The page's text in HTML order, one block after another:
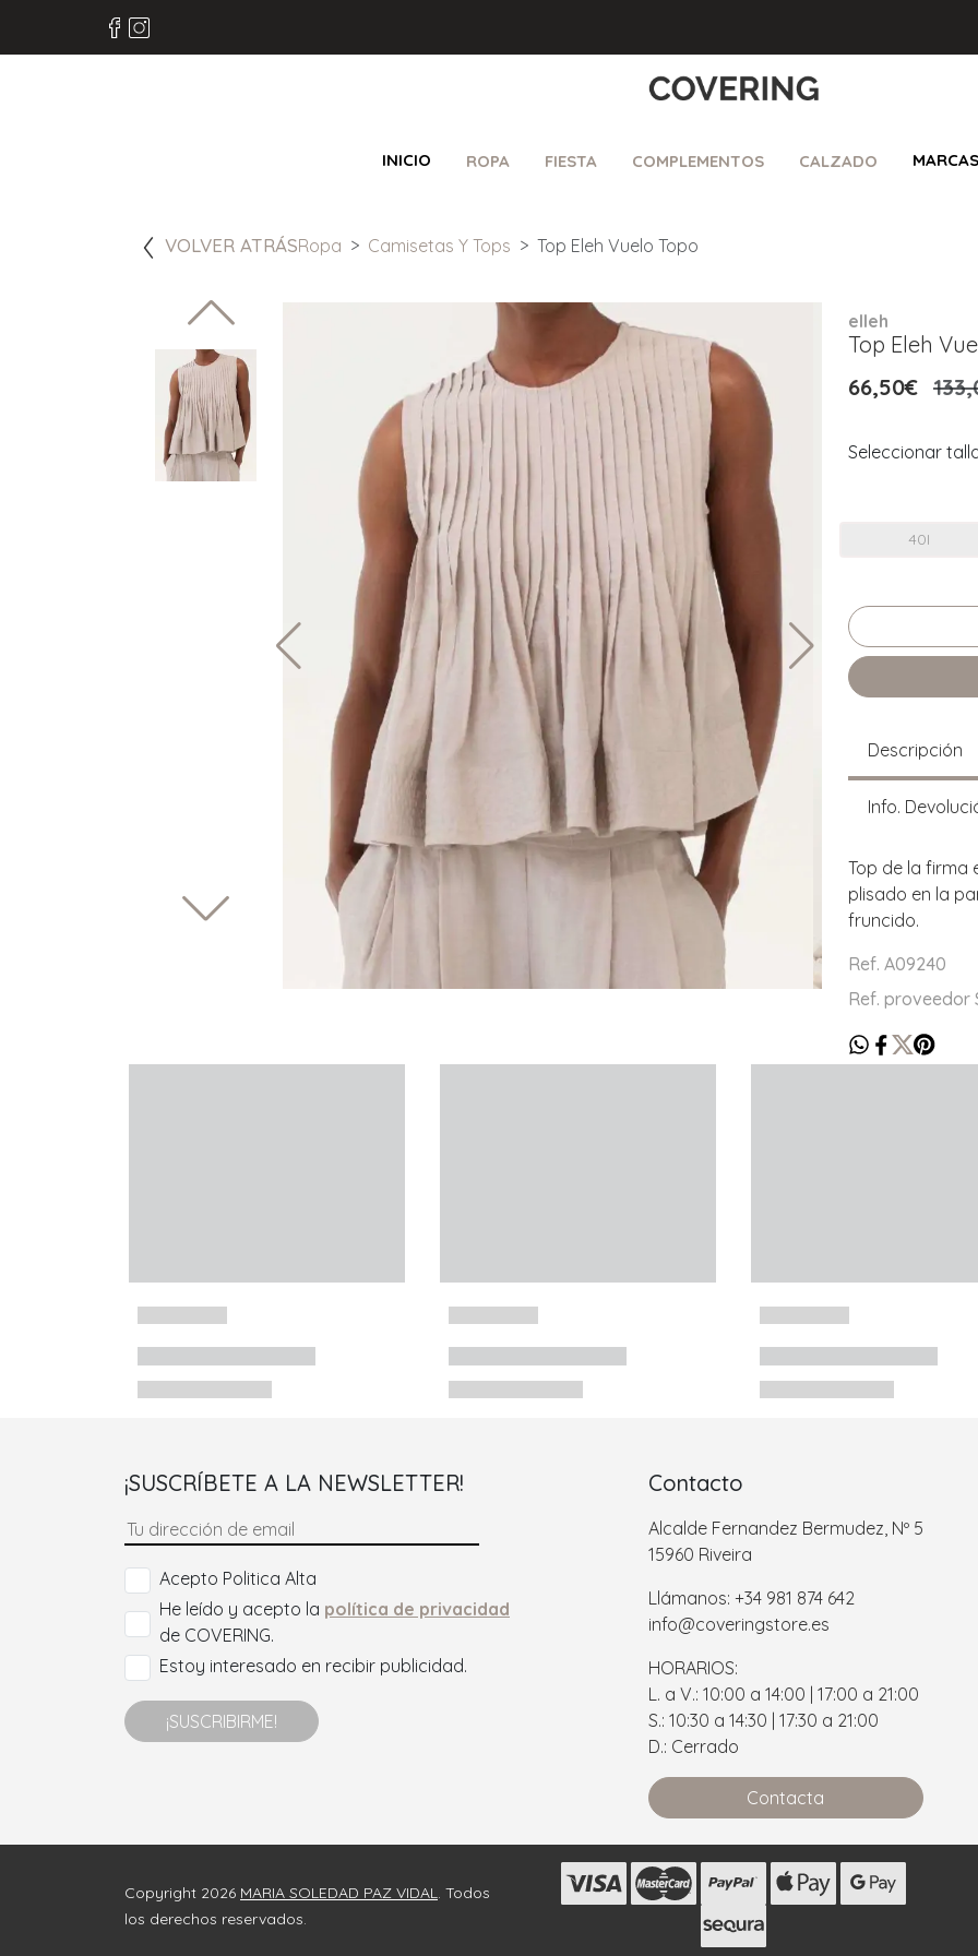
INICIO ROPA FIESTA COMPLEMENTOS CALZADO MARCAS
VOLVER ATRÁSRopa Camisetas Y Tops Top Eleh Vuelo Topo
elleh
Top Eleh
66,50€
Seleccionar
40I
Descripción
Info.
Top de la firma
plisado en la
fruncido.
Ref. A09240
Ref. proveedor
¡SUSCRÍBETE A LA NEWSLETTER!
Acepto Politica Alta
He leído y acepto la política de privacidad
de COVERING.
Estoy interesado en recibir publicidad.
¡SUSCRIBIRME!
Contacto
Alcalde Fernandez Bermudez, Nº 5
15960 Riveira
Llámanos: +34 981 874 642
info@coveringstore.es
HORARIOS:
L. a V.: 10:00 a 14:00 | 17:00 a 21:00
S.: 10:30 a 14:30 | 17:30 a 21:00
D.: Cerrado
Contacta
Copyright 2026 MARIA SOLEDAD PAZ VIDAL. Todos
los derechos reservados.